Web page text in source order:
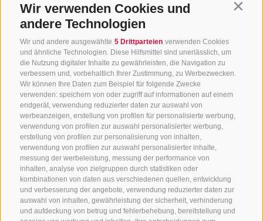
Wir verwenden Cookies und
andere Technologien
Wir und andere ausgewählte 5 Drittparteien verwenden Cookies
und ähnliche Technologien. Diese Hilfsmittel sind unerlässlich, um
die Nutzung digitaler Inhalte zu gewährleisten, die Navigation zu
verbessern und, vorbehaltlich Ihrer Zustimmung, zu Werbezwecken.
Wir können Ihre Daten zum Beispiel für folgende Zwecke
verwenden: speichern von oder zugriff auf informationen auf einem
endgerät, verwendung reduzierter daten zur auswahl von
werbeanzeigen, erstellung von profilen für personalisierte werbung,
verwendung von profilen zur auswahl personalisierter werbung,
erstellung von profilen zur personalisierung von inhalten,
verwendung von profilen zur auswahl personalisierter inhalte,
messung der werbeleistung, messung der performance von
inhalten, analyse von zielgruppen durch statistiken oder
kombinationen von daten aus verschiedenen quellen, entwicklung
und verbesserung der angebote, verwendung reduzierter daten zur
auswahl von inhalten, gewährleistung der sicherheit, verhinderung
und aufdeckung von betrug und fehlerbehebung, bereitstellung und
Nein
Termine
04.06.2027 18:00 - 21:00
Mo Di Mi Fr So
31 1 2 3 4 5 6
7 8 9 10 11 12 13
14 15 16 17 18 19 20